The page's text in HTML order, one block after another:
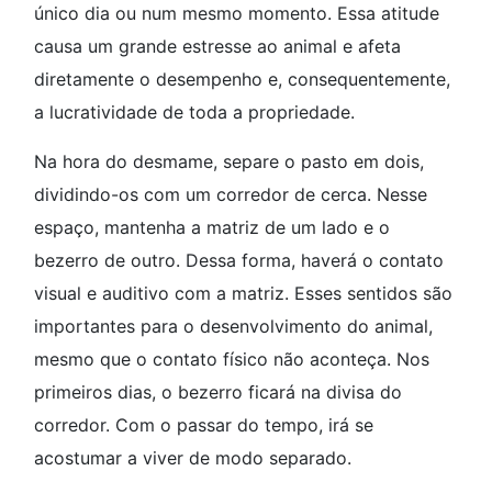
único dia ou num mesmo momento. Essa atitude
causa um grande estresse ao animal e afeta
diretamente o desempenho e, consequentemente,
a lucratividade de toda a propriedade.
Na hora do desmame, separe o pasto em dois,
dividindo-os com um corredor de cerca. Nesse
espaço, mantenha a matriz de um lado e o
bezerro de outro. Dessa forma, haverá o contato
visual e auditivo com a matriz. Esses sentidos são
importantes para o desenvolvimento do animal,
mesmo que o contato físico não aconteça. Nos
primeiros dias, o bezerro ficará na divisa do
corredor. Com o passar do tempo, irá se
acostumar a viver de modo separado.